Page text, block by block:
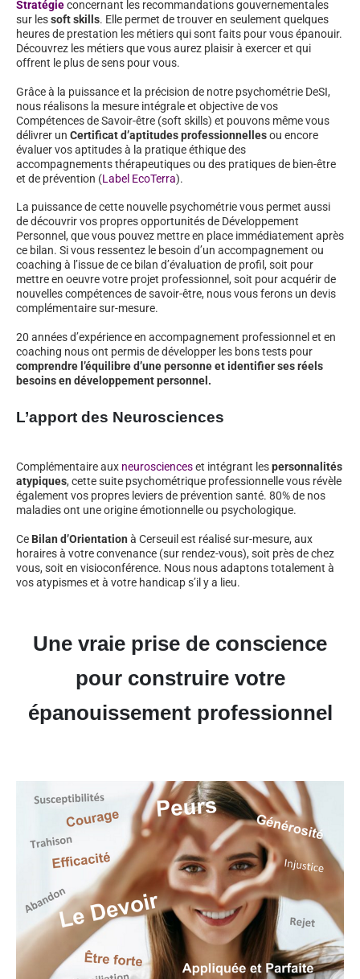
Stratégieconcernant les recommandations gouvernementales
sur lessoft skills. Elle permet de trouver en seulement quelques
heures de prestation les métiers qui sont faits pour vous épanouir.
Découvrez les métiers que vous aurez plaisir à exercer et qui
offrent le plus de sens pour vous.
Grâce à la puissance et la précision de notre psychométrie DeSI,
nous réalisons la mesure intégrale et objective de vos
Compétences de Savoir-être (soft skills) et pouvons même vous
délivrer un Certificat d’aptitudes professionnellesou encore
évaluer vos aptitudes à la pratique éthique des
accompagnements thérapeutiques ou des pratiques de bien-être
et de prévention (Label EcoTerra).
La puissance de cette nouvelle psychométrie vous permet aussi
de découvrir vos propres opportunités de Développement
Personnel, que vous pouvez mettre en place immédiatement après
ce bilan. Si vous ressentez le besoin d’un accompagnement ou
coaching à l’issue de ce bilan d’évaluation de profil, soit pour
mettre en oeuvre votre projet professionnel, soit pour acquérir de
nouvelles compétences de savoir-être, nous vous ferons un devis
complémentaire sur-mesure.
20 années d’expérience en accompagnement professionnel et en
coaching nous ont permis de développer les bons tests pour
comprendre l’équilibre d’une personne et identifier ses réels
besoins en développement personnel.
L’apport des Neurosciences
Complémentaire aux neuroscienceset intégrant lespersonnalités
atypiques, cette suite psychométrique professionnelle vous révèle
également vos propres leviers de prévention santé. 80% de nos
maladies ont une origine émotionnelle ou psychologique.
Ce Bilan d’Orientation à Cerseuil est réalisé sur-mesure, aux
horaires à votre convenance (sur rendez-vous), soit près de chez
vous, soit en visioconférence. Nous nous adaptons totalement à
vos atypismes et à votre handicap s’il y a lieu.
Une vraie prise de conscience
pour construire votre
épanouissement professionnel